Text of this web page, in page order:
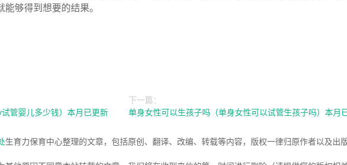
够得到想要的结果。
管婴儿多少钱）本月已更新
下一篇：
单身女性可以生孩子吗（单身女性可以试管生孩子吗）本月
生育力保育中心整理的文章，包括原创、翻译、改编、转载等内容，版权一律归原作者以及出